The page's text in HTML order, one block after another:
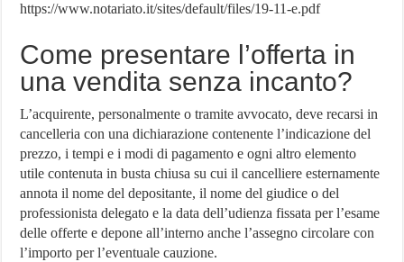
https://www.notariato.it/sites/default/files/19-11-e.pdf
Come presentare l’offerta in
una vendita senza incanto?
L’acquirente, personalmente o tramite avvocato, deve recarsi in
cancelleria con una dichiarazione contenente l’indicazione del
prezzo, i tempi e i modi di pagamento e ogni altro elemento
utile contenuta in busta chiusa su cui il cancelliere esternamente
annota il nome del depositante, il nome del giudice o del
professionista delegato e la data dell’udienza fissata per l’esame
delle offerte e depone all’interno anche l’assegno circolare con
l’importo per l’eventuale cauzione.